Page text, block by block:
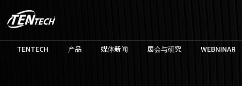
TENTECH 产品 媒体新闻 展会与研究 WEBNINAR